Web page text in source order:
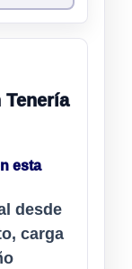
Tenería
esta
desde
carga